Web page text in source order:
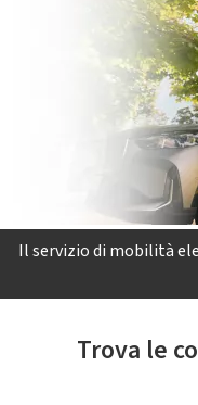
Il servizio di mobilità
Trova le